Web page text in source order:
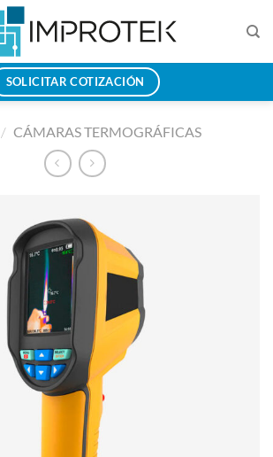
SOLICITAR COTIZACIÓN
/ CÁMARAS TERMOGRÁFICAS